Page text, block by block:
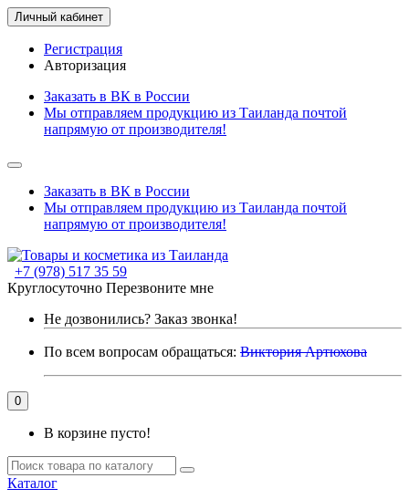
Личный кабинет
Регистрация
Авторизация
Заказать в ВК в России
Мы отправляем продукцию из Таиланда почтой
напрямую от производителя!
Заказать в ВК в России
Мы отправляем продукцию из Таиланда почтой
напрямую от производителя!
+7 (978) 517 35 59
Круглосуточно Перезвоните мне
Не дозвонились? Заказ звонка!
По всем вопросам обращаться: Виктория Артюхова
0
В корзине пусто!
Каталог